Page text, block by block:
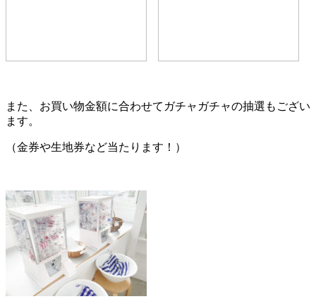
また、お買い物金額に合わせてガチャガチャの抽選もござい
ます。
（金券や生地券など当たります！）